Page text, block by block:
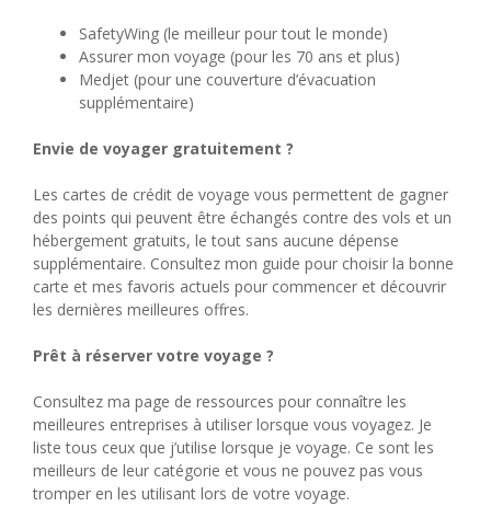
SafetyWing (le meilleur pour tout le monde)
Assurer mon voyage (pour les 70 ans et plus)
Medjet (pour une couverture d’évacuation
supplémentaire)
Envie de voyager gratuitement ?
Les cartes de crédit de voyage vous permettent de gagner
des points qui peuvent être échangés contre des vols et un
hébergement gratuits, le tout sans aucune dépense
supplémentaire. Consultez mon guide pour choisir la bonne
carte et mes favoris actuels pour commencer et découvrir
les dernières meilleures offres.
Prêt à réserver votre voyage ?
Consultez ma page de ressources pour connaître les
meilleures entreprises à utiliser lorsque vous voyagez. Je
liste tous ceux que j’utilise lorsque je voyage. Ce sont les
meilleurs de leur catégorie et vous ne pouvez pas vous
tromper en les utilisant lors de votre voyage.